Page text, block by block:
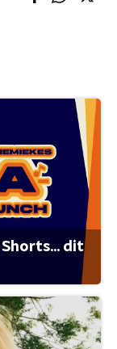
Shorts... dit